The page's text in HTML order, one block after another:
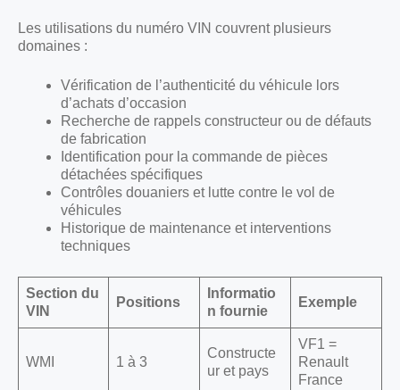
Les utilisations du numéro VIN couvrent plusieurs
domaines :
Vérification de l’authenticité du véhicule lors
d’achats d’occasion
Recherche de rappels constructeur ou de défauts
de fabrication
Identification pour la commande de pièces
détachées spécifiques
Contrôles douaniers et lutte contre le vol de
véhicules
Historique de maintenance et interventions
techniques
Section du
VIN
Positions
Informatio
n fournie
Exemple
WMI 1 à 3
Constructe
ur et pays
VF1 =
Renault
France